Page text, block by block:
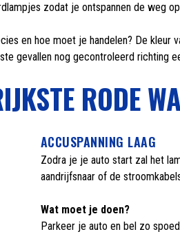
zodat je ontspannen de weg
en hoe moet je handelen? De
gevallen nog gecontroleerd richting
RODE
ACCUSPANNING LAAG
Zodra je je auto start zal het
aandrijfsnaar of de
Wat moet je doen?
Parkeer je auto en bel zo